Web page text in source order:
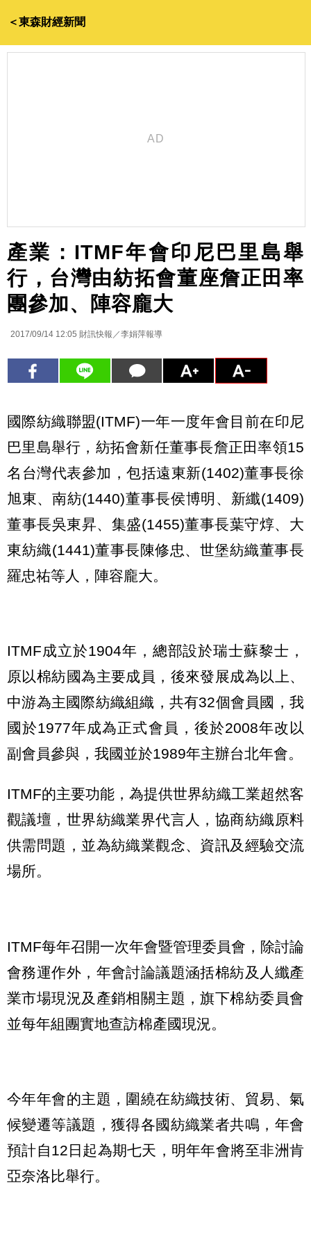
＜東森財經新聞
產業：ITMF年會印尼巴里島舉
行，台灣由紡拓會董座詹正田率
團參加、陣容龐大
2017/09/14 12:05 財訊快報／李娟萍報導
國際紡織聯盟(ITMF)一年一度年會目前在印尼
巴里島舉行，紡拓會新任董事長詹正田率領15
名台灣代表參加，包括遠東新(1402)董事長徐
旭東、南紡(1440)董事長侯博明、新纖(1409)
董事長吳東昇、集盛(1455)董事長葉守焞、大
東紡織(1441)董事長陳修忠、世堡紡織董事長
羅忠祐等人，陣容龐大。
ITMF成立於1904年，總部設於瑞士蘇黎士，
原以棉紡國為主要成員，後來發展成為以上、
中游為主國際紡織組織，共有32個會員國，我
國於1977年成為正式會員，後於2008年改以
副會員參與，我國並於1989年主辦台北年會。
ITMF的主要功能，為提供世界紡織工業超然客
觀議壇，世界紡織業界代言人，協商紡織原料
供需問題，並為紡織業觀念、資訊及經驗交流
場所。
ITMF每年召開一次年會暨管理委員會，除討論
會務運作外，年會討論議題涵括棉紡及人纖產
業市場現況及產銷相關主題，旗下棉紡委員會
並每年組團實地查訪棉產國現況。
今年年會的主題，圍繞在紡織技術、貿易、氣
候變遷等議題，獲得各國紡織業者共鳴，年會
預計自12日起為期七天，明年年會將至非洲肯
亞奈洛比舉行。